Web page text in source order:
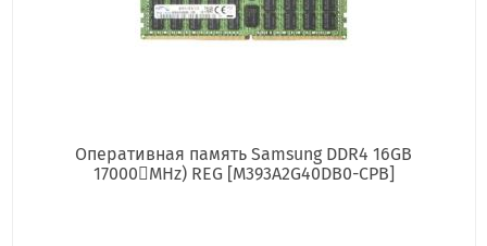
Оперативная память Samsung DDR4 16GB
17000񢋕MHz) REG [M393A2G40DB0-CPB]